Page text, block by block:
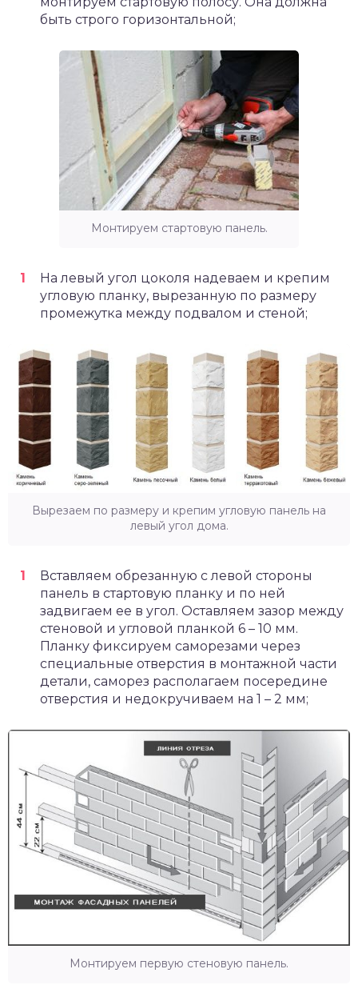
быть строго горизонтальной;
Монтируем стартовую панель.
На левый угол цоколя надеваем и крепим
угловую планку, вырезанную по размеру
промежутка между подвалом и стеной;
Вырезаем по размеру и крепим угловую панель на
левый угол дома.
Вставляем обрезанную с левой стороны
панель в стартовую планку и по ней
задвигаем ее в угол. Оставляем зазор между
стеновой и угловой планкой 6 – 10 мм.
Планку фиксируем саморезами через
специальные отверстия в монтажной части
детали, саморез располагаем посередине
отверстия и недокручиваем на 1 – 2 мм;
Монтируем первую стеновую панель.